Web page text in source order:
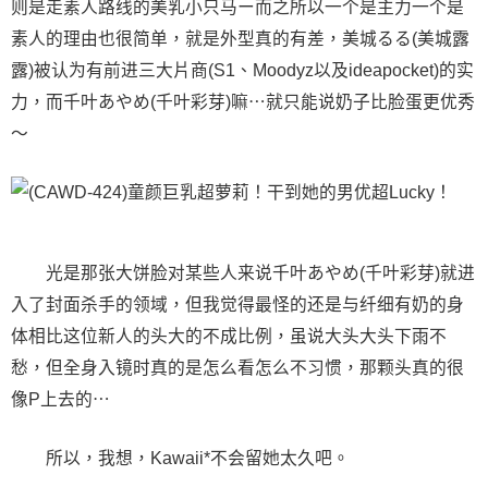
则是走素人路线的美乳小只马ー而之所以一个是主力一个是
素人的理由也很简单，就是外型真的有差，美城るる(美城露
露)被认为有前进三大片商(S1、Moodyz以及ideapocket)的实
力，而千叶あやめ(千叶彩芽)嘛⋯就只能说奶子比脸蛋更优秀
〜
光是那张大饼脸对某些人来说千叶あやめ(千叶彩芽)就进
入了封面杀手的领域，但我觉得最怪的还是与纤细有奶的身
体相比这位新人的头大的不成比例，虽说大头大头下雨不
愁，但全身入镜时真的是怎么看怎么不习惯，那颗头真的很
像P上去的⋯
所以，我想，Kawaii*不会留她太久吧。